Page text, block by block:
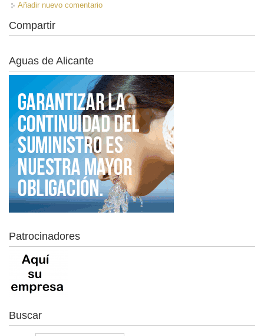
Añadir nuevo comentario
Compartir
Aguas de Alicante
Patrocinadores
Buscar